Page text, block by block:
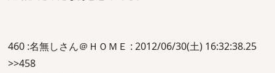
460 :名無しさん＠ＨＯＭＥ : 2012/06/30(土) 16:32:38.25
>>458